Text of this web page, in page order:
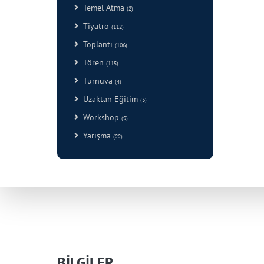
Temel Atma (2)
Tiyatro (112)
Toplantı (106)
Tören (115)
Turnuva (4)
Uzaktan Eğitim (3)
Workshop (9)
Yarışma (22)